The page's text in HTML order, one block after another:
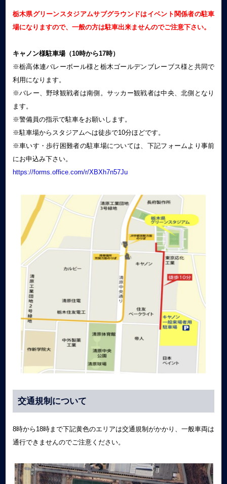
栃木県グリーンスタジアムサブグラウンドはイベント関係者の駐車
場になりますので、一般の方は駐車出来ませんのでご注意下さい。
キャノン様駐車場（10時から17時）
※栃高体連バレーボール様と栃木ゴールデンブレーブス様と共同で
利用になります。
※バレー、野球観戦者は南側。サッカー観戦者は中央、北側となり
ます。
※警備員の指示で駐車をお願いします。
※駐車場からスタジアムへは徒歩で10分ほどです。
※車いす・歩行困難者の駐車場については、下記フォームより事前
にお申込み下さい。
https://forms.office.com/r/XBXh7n57Ju
交通規制について
8時から18時まで下記黄色のエリアは交通規制がかかり、一般車両は
通行できませんのでご注意ください。